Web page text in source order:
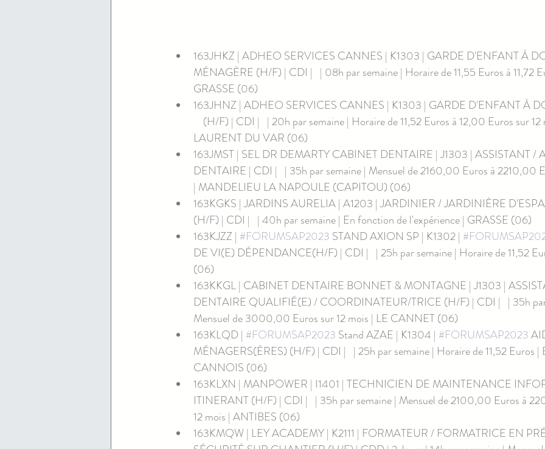
163JHKZ | ADHEO SERVICES CANNES | K1303 | GARDE D'ENFANT À
MÉNAGÈRE (H/F) | CDI |   | 08h par semaine | Horaire de 11,55 Euros à 11,72
GRASSE (06)
163JHNZ | ADHEO SERVICES CANNES | K1303 | GARDE
(H/F) | CDI |   | 20h par semaine | Horaire de 11,52 Euros à 12,00 Euros sur
LAURENT DU VAR (06)
163JMST | SEL DR DEMARTY CABINET DENTAIRE | J1303 | ASSISTANT /
DENTAIRE | CDI |   | 35h par semaine | Mensuel de 2160,00 Euros à 2210,00
| MANDELIEU LA NAPOULE (CAPITOU) (06)
163KGKS | JARDINS AURELIA | A1203 | JARDINIER / JARDINIÈRE
(H/F) | CDI |   | 40h par semaine | En fonction de l'expérience | GRASSE (06)
163KJZZ | #FORUMSAP2023 STAND AXION SP | K1302 |
DE VI(E) DÉPENDANCE(H/F) | CDI |   | 25h par semaine | Horaire de 11,52
(06)
163KKGL | CABINET DENTAIRE BONNET & MONTAGNE | J1303 |
DENTAIRE QUALIFIÉ(E) / COORDINATEUR/TRICE (H/F) | CDI |   | 35h
Mensuel de 3000,00 Euros sur 12 mois | LE CANNET (06)
163KLQD | #FORUMSAP2023 Stand AZAE | K1304 | #FORUMSAP2023
MÉNAGERS(ÈRES) (H/F) | CDI |   | 25h par semaine | Horaire de 11,52 Euros
CANNOIS (06)
163KLXN | MANPOWER | I1401 | TECHNICIEN DE MAINTENANCE
ITINERANT (H/F) | CDI |   | 35h par semaine | Mensuel de 2100,00 Euros à
12 mois | ANTIBES (06)
163KMQW | LEY ACADEMY | K2111 | FORMATEUR / FORMATRICE EN